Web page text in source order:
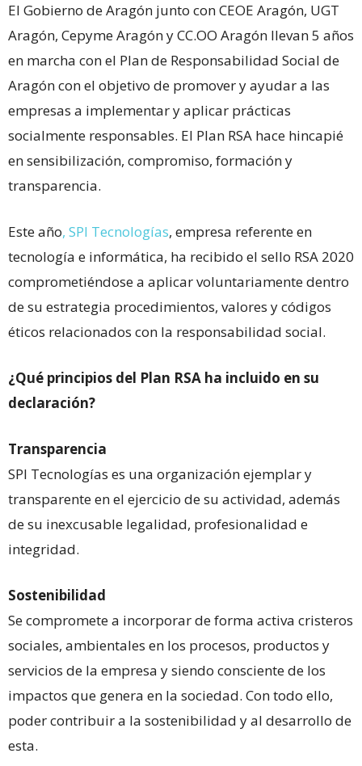
El Gobierno de Aragón junto con CEOE Aragón, UGT
Aragón, Cepyme Aragón y CC.OO Aragón llevan 5 años
en marcha con el Plan de Responsabilidad Social de
Aragón con el objetivo de promover y ayudar a las
empresas a implementar y aplicar prácticas
socialmente responsables. El Plan RSA hace hincapié
en sensibilización, compromiso, formación y
transparencia.
Este año, SPI Tecnologías, empresa referente en
tecnología e informática, ha recibido el sello RSA 2020
comprometiéndose a aplicar voluntariamente dentro
de su estrategia procedimientos, valores y códigos
éticos relacionados con la responsabilidad social.
¿Qué principios del Plan RSA ha incluido en su
declaración?
Transparencia
SPI Tecnologías es una organización ejemplar y
transparente en el ejercicio de su actividad, además
de su inexcusable legalidad, profesionalidad e
integridad.
Sostenibilidad
Se compromete a incorporar de forma activa cristeros
sociales, ambientales en los procesos, productos y
servicios de la empresa y siendo consciente de los
impactos que genera en la sociedad. Con todo ello,
poder contribuir a la sostenibilidad y al desarrollo de
esta.